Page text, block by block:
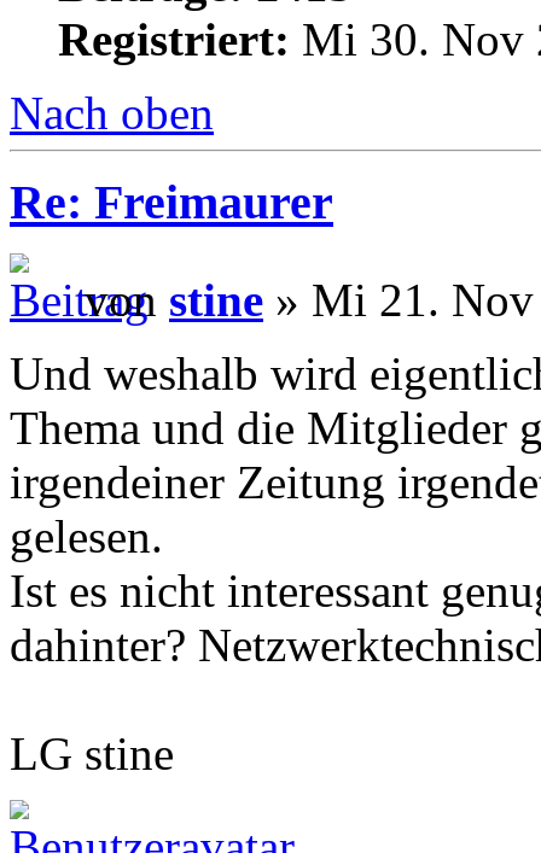
Registriert: Mi 30. Nov
Nach oben
Re: Freimaurer
von stine » Mi 21.
Und weshalb wird
Thema und die Mitglieder
irgendeiner Zeitung
gelesen.
Ist es nicht interessant
dahinter?
LG stine